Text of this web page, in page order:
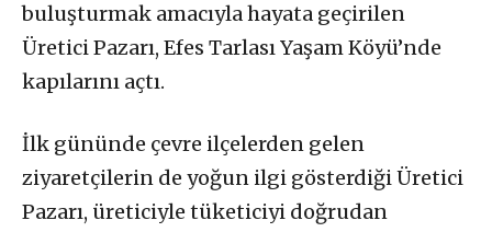
buluşturmak amacıyla hayata geçirilen
Üretici Pazarı, Efes Tarlası Yaşam Köyü’nde
kapılarını açtı.
İlk gününde çevre ilçelerden gelen
ziyaretçilerin de yoğun ilgi gösterdiği Üretici
Pazarı, üreticiyle tüketiciyi doğrudan